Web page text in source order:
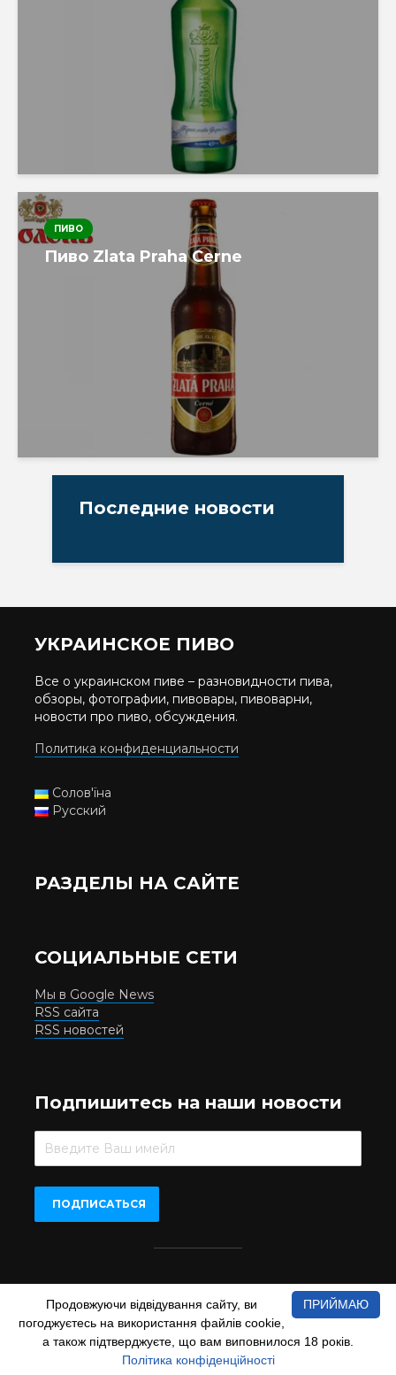
ПИВО
Пиво Zlata Praha Cerne
Последние новости
УКРАИНСКОЕ ПИВО
Все о украинском пиве – разновидности пива,
обзоры, фотографии, пивовары, пивоварни,
новости про пиво, обсуждения.
Политика конфиденциальности
Солов'їна
Русский
РАЗДЕЛЫ НА САЙТЕ
СОЦИАЛЬНЫЕ СЕТИ
Мы в Google News
RSS сайта
RSS новостей
Подпишитесь на наши новости
Beer.UA © 2016-2022
При копіюванні матеріалів з сайту обов'язкове пряме
відкрите для пошукових систем гіперпосилання на сайт
www.beer.ua
ПРИЙМАЮ
Продовжуючи відвідування сайту, ви
погоджуєтесь на використання файлів cookie,
а також підтверджуєте, що вам виповнилося 18 років.
Політика конфіденційності